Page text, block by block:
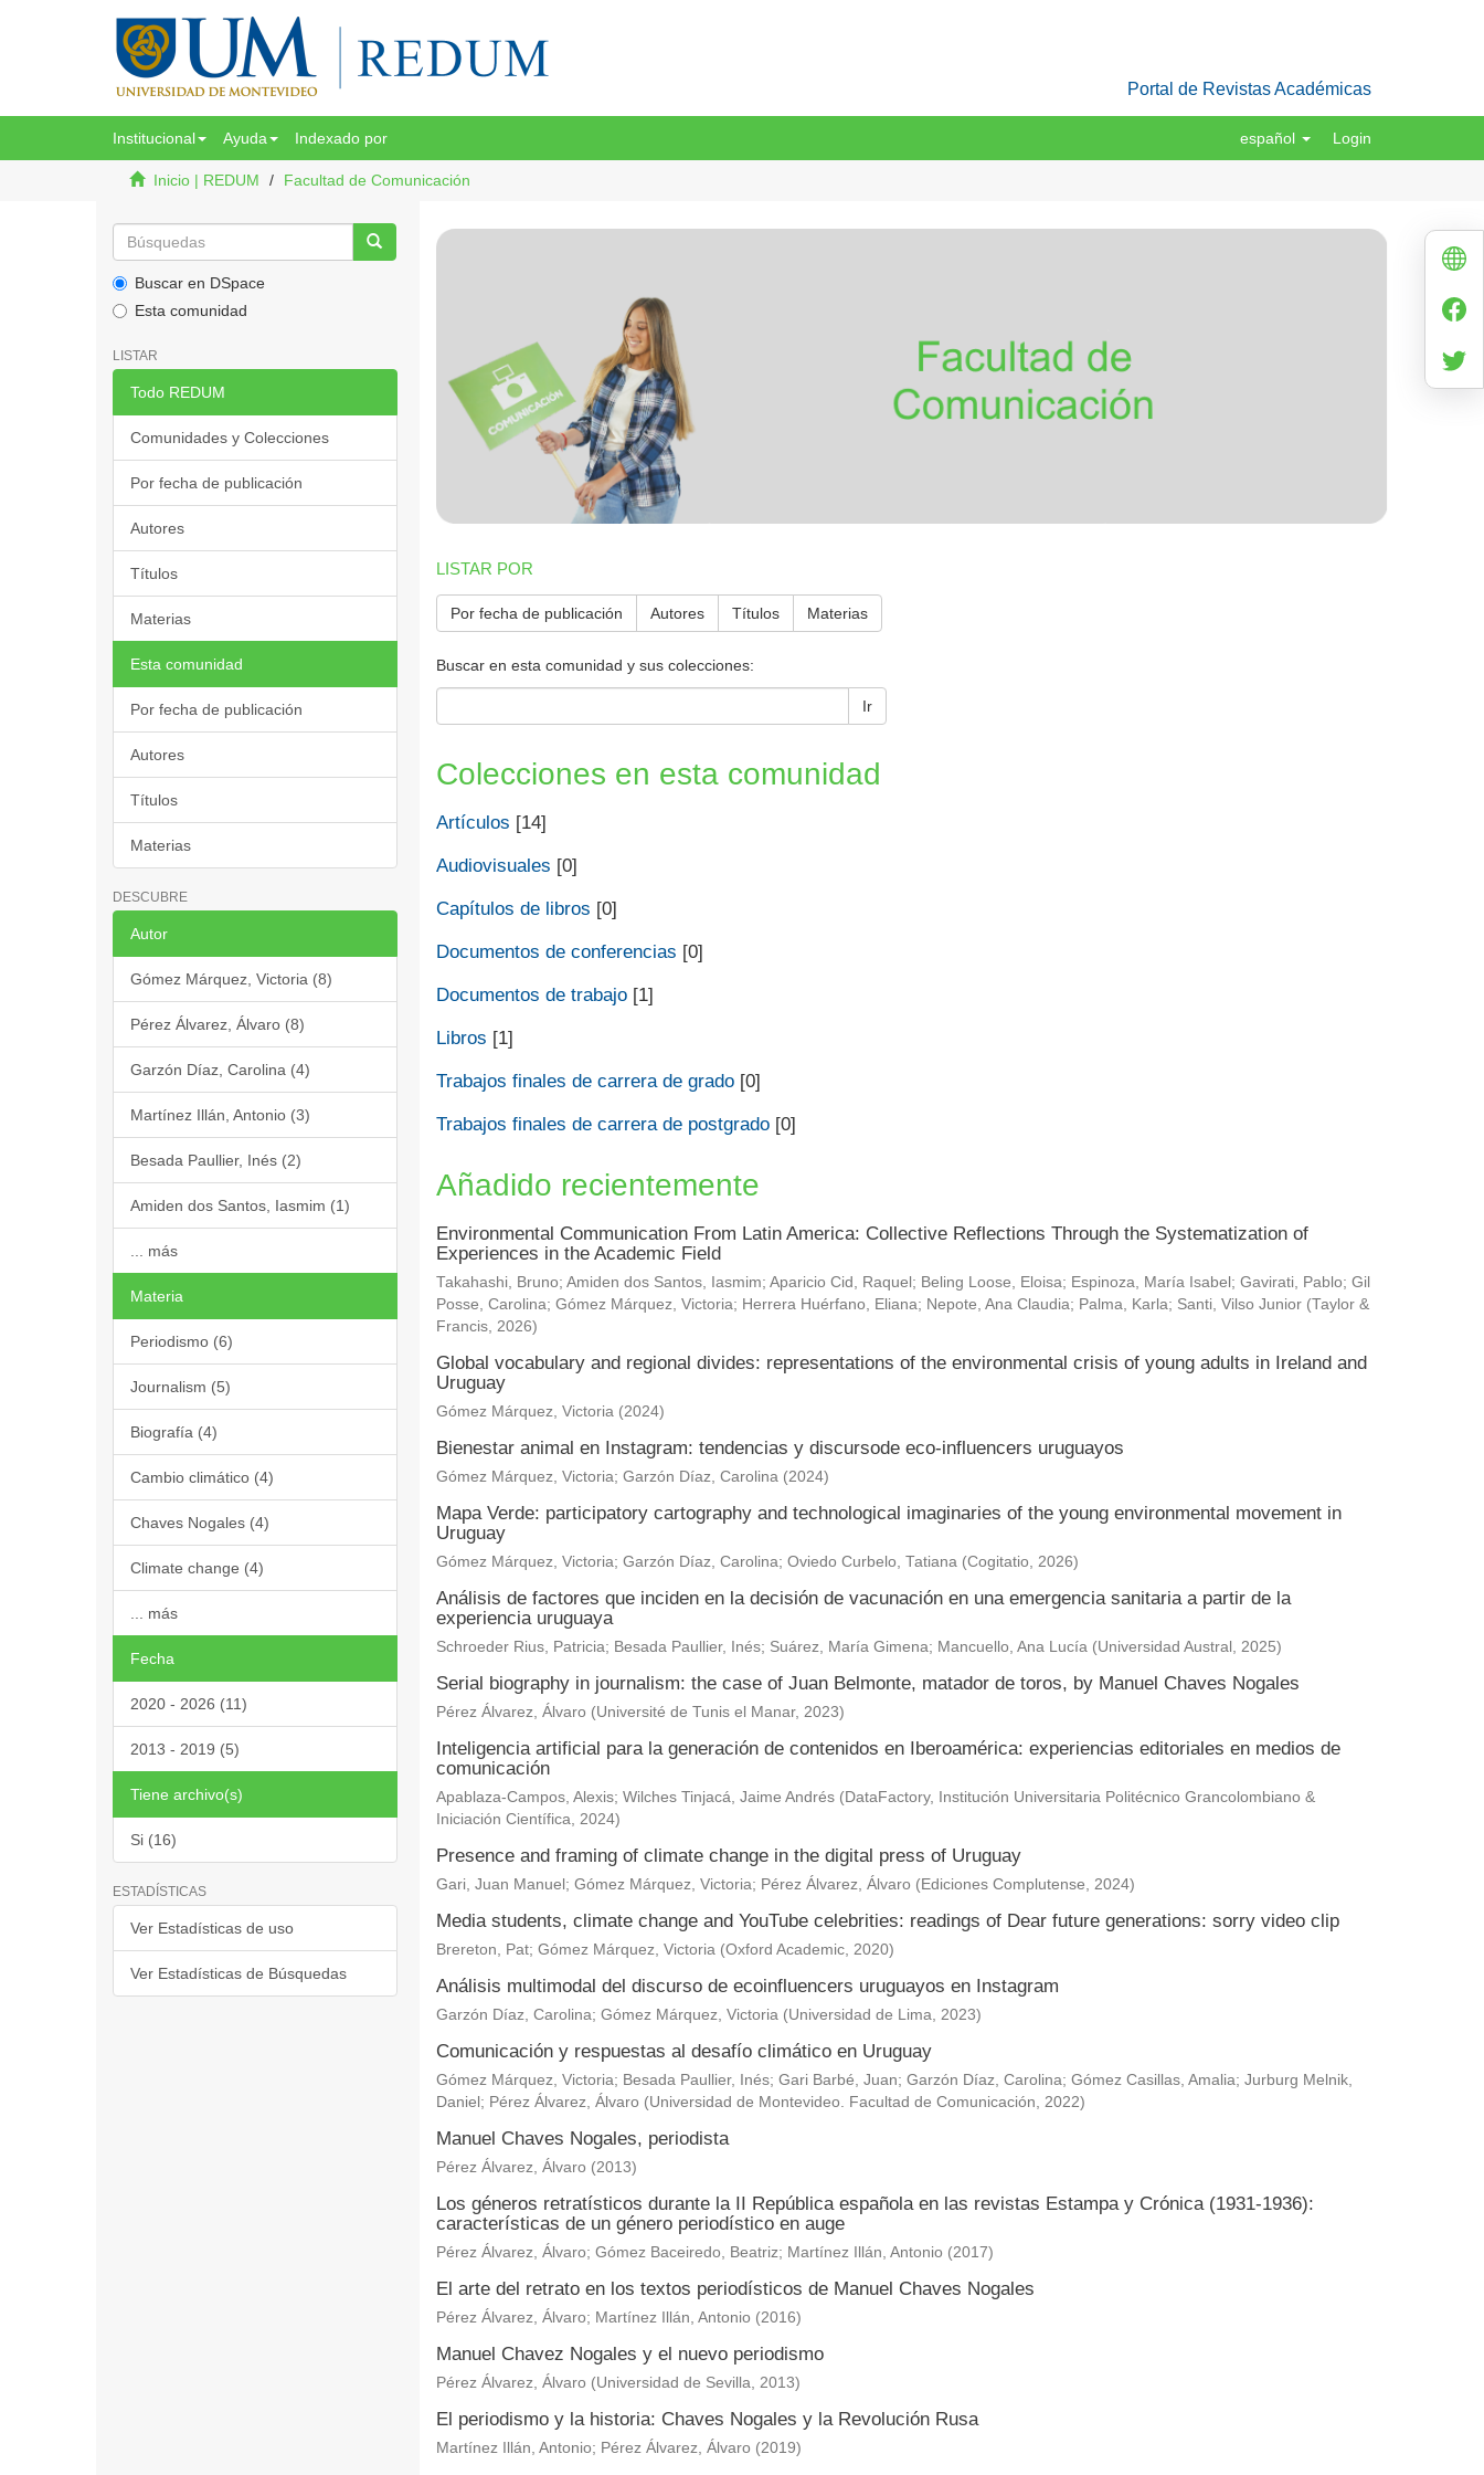
Portal de Revistas Académicas
Institucional Ayuda Indexado por español Login
Inicio | REDUM Facultad de Comunicación
Buscar en DSpace
Esta comunidad
LISTAR
Todo REDUM
Comunidades y Colecciones
Por fecha de publicación
Autores
Títulos
Materias
Esta comunidad
Por fecha de publicación
Autores
Títulos
Materias
DESCUBRE
Autor
Gómez Márquez, Victoria (8)
Pérez Álvarez, Álvaro (8)
Garzón Díaz, Carolina (4)
Martínez Illán, Antonio (3)
Besada Paullier, Inés (2)
Amiden dos Santos, Iasmim (1)
... más
Materia
Periodismo (6)
Journalism (5)
Biografía (4)
Cambio climático (4)
Chaves Nogales (4)
Climate change (4)
... más
Fecha
2020 - 2026 (11)
2013 - 2019 (5)
Tiene archivo(s)
Si (16)
ESTADÍSTICAS
Ver Estadísticas de uso
Ver Estadísticas de Búsquedas
LISTAR POR
Por fecha de publicación Autores Títulos Materias
Buscar en esta comunidad y sus colecciones:
Ir
Colecciones en esta comunidad
Artículos [14]
Audiovisuales [0]
Capítulos de libros [0]
Documentos de conferencias [0]
Documentos de trabajo[1]
Libros [1]
Trabajos finales de carrera de grado[0]
Trabajos finales de carrera de postgrado[0]
Añadido recientemente
Environmental Communication From Latin America: Collective Reflections Through the Systematization of
Experiences in the Academic Field
Takahashi, Bruno; Amiden dos Santos, Iasmim; Aparicio Cid, Raquel ; Beling Loose, Eloisa; Espinoza, María Isabel ; Gavirati, Pablo; Gil
Posse, Carolina; Gómez Márquez, Victoria; Herrera Huérfano, Eliana; Nepote, Ana Claudia; Palma, Karla; Santi, Vilso Junior (Taylor &
Francis, 2026)
Global vocabulary and regional divides: representations of the environmental crisis of young adults in Ireland and
Uruguay
Gómez Márquez, Victoria (2024)
Bienestar animal en Instagram: tendencias y discursode eco-influencers uruguayos
Gómez Márquez, Victoria; Garzón Díaz, Carolina (2024)
Mapa Verde: participatory cartography and technological imaginaries of the young environmental movement in
Uruguay
Gómez Márquez, Victoria; Garzón Díaz, Carolina; Oviedo Curbelo, Tatiana (Cogitatio, 2026)
Análisis de factores que inciden en la decisión de vacunación en una emergencia sanitaria a partir de la
experiencia uruguaya
Schroeder Rius, Patricia; Besada Paullier, Inés; Suárez, María Gimena; Mancuello, Ana Lucía (Universidad Austral , 2025)
Serial biography in journalism: the case of Juan Belmonte, matador de toros, by Manuel Chaves Nogales
Pérez Álvarez, Álvaro (Université de Tunis el Manar, 2023)
Inteligencia artificial para la generación de contenidos en Iberoamérica: experiencias editoriales en medios de
comunicación
Apablaza-Campos, Alexis; Wilches Tinjacá, Jaime Andrés (DataFactory, Institución Universitaria Politécnico Grancolombiano &
Iniciación Científica, 2024)
Presence and framing of climate change in the digital press of Uruguay
Gari, Juan Manuel ; Gómez Márquez, Victoria; Pérez Álvarez, Álvaro (Ediciones Complutense, 2024)
Media students, climate change and YouTube celebrities: readings of Dear future generations: sorry video clip
Brereton, Pat; Gómez Márquez, Victoria (Oxford Academic, 2020)
Análisis multimodal del discurso de ecoinfluencers uruguayos en Instagram
Garzón Díaz, Carolina; Gómez Márquez, Victoria (Universidad de Lima, 2023)
Comunicación y respuestas al desafío climático en Uruguay
Gómez Márquez, Victoria; Besada Paullier, Inés; Gari Barbé, Juan; Garzón Díaz, Carolina; Gómez Casillas, Amalia; Jurburg Melnik,
Daniel ; Pérez Álvarez, Álvaro (Universidad de Montevideo. Facultad de Comunicación, 2022)
Manuel Chaves Nogales, periodista
Pérez Álvarez, Álvaro (2013)
Los géneros retratísticos durante la II República española en las revistas Estampa y Crónica (1931-1936):
características de un género periodístico en auge
Pérez Álvarez, Álvaro; Gómez Baceiredo, Beatriz; Martínez Illán, Antonio (2017)
El arte del retrato en los textos periodísticos de Manuel Chaves Nogales
Pérez Álvarez, Álvaro; Martínez Illán, Antonio (2016)
Manuel Chavez Nogales y el nuevo periodismo
Pérez Álvarez, Álvaro (Universidad de Sevilla, 2013)
El periodismo y la historia: Chaves Nogales y la Revolución Rusa
Martínez Illán, Antonio; Pérez Álvarez, Álvaro (2019)